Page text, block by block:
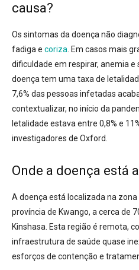
causa?
Os sintomas da doença não
fadiga e coriza. Em casos mais
dificuldade em respirar, anemia e
doença tem uma taxa de
7,6% das pessoas infetadas
contextualizar, no início da
letalidade estava entre 0,8% e
investigadores de Oxford.
Onde a doença está
A doença está localizada na
província de Kwango, a cerca de
Kinshasa. Esta região é remota,
infraestrutura de saúde quase
esforços de contenção e